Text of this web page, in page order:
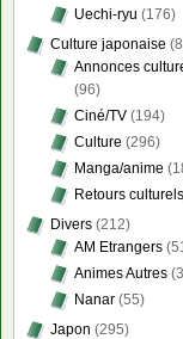
Uechi-ryu (176)
Culture japonaise
Annonces
(96)
Ciné/TV (194)
Culture (296)
Manga/anime
Retours culturels
Divers (212)
AM Etrangers
Animes Autres
Nanar (55)
Japon (295)